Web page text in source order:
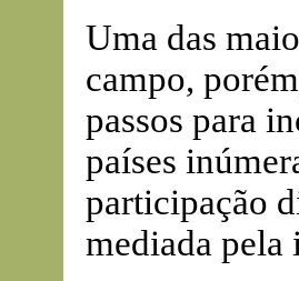
Uma das
campo,
passos para
países
participação
mediada pela